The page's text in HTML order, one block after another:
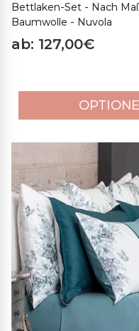
Bettlaken-Set - Nach
Baumwolle - Nuvola
ab: 127,00€